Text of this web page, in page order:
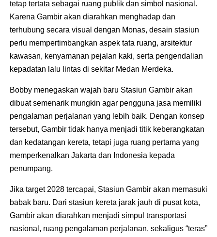
tetap tertata sebagai ruang publik dan simbol nasional.
Karena Gambir akan diarahkan menghadap dan
terhubung secara visual dengan Monas, desain stasiun
perlu mempertimbangkan aspek tata ruang, arsitektur
kawasan, kenyamanan pejalan kaki, serta pengendalian
kepadatan lalu lintas di sekitar Medan Merdeka.
Bobby menegaskan wajah baru Stasiun Gambir akan
dibuat semenarik mungkin agar pengguna jasa memiliki
pengalaman perjalanan yang lebih baik. Dengan konsep
tersebut, Gambir tidak hanya menjadi titik keberangkatan
dan kedatangan kereta, tetapi juga ruang pertama yang
memperkenalkan Jakarta dan Indonesia kepada
penumpang.
Jika target 2028 tercapai, Stasiun Gambir akan memasuki
babak baru. Dari stasiun kereta jarak jauh di pusat kota,
Gambir akan diarahkan menjadi simpul transportasi
nasional, ruang pengalaman perjalanan, sekaligus “teras”